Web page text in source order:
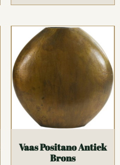
Vaas Positano Antiek
Brons